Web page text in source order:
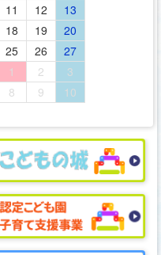
11 12
13
18 19
20
25 26
27
1 2
3
8 9 10